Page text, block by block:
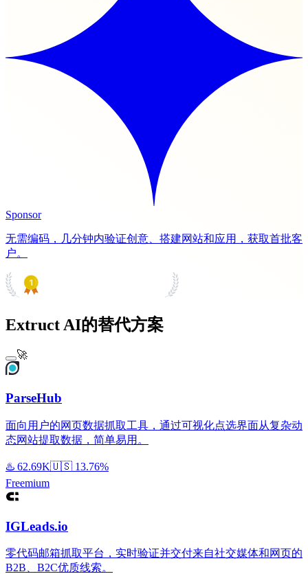
Sponsor
无需编码，几分钟内验证创意、搭建网站和应用，获取首批客
户。
Extruct AI的替代方案
🚀
ParseHub
面向用户的网页数据抓取工具，通过可视化点选界面从复杂动
态网站提取数据，简单易用。
♨️ 62.69K🇺🇸 13.76%
Freemium
IGLeads.io
零代码邮箱抓取平台，实时验证并交付来自社交媒体和网页的
B2B、B2C优质线索。